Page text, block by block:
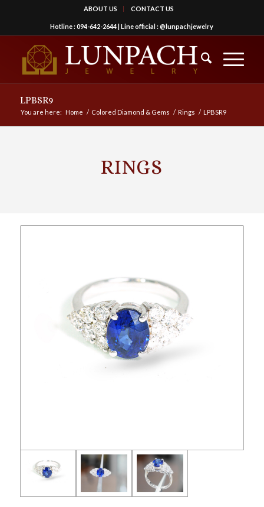
ABOUT US CONTACT US
Hotline :094-642-2644| Line official :@lunpachjewelry
LPBSR9
You are here: Home / Colored Diamond & Gems / Rings / LPBSR9
RINGS